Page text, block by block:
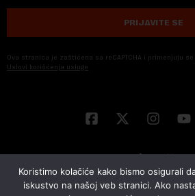
PRIJAVITE SE
Ova stranica je zaštićena sa reCAPTCHA i primenjuju se
Uslovi korišćenja usluge
Koristimo kolačiće kako bismo osigurali
iskustvo na našoj veb stranici. Ako